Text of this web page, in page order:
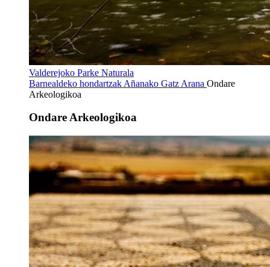
Valderejoko Parke Naturala
Barnealdeko hondartzak Añanako Gatz Arana Ondare
Arkeologikoa
Ondare Arkeologikoa